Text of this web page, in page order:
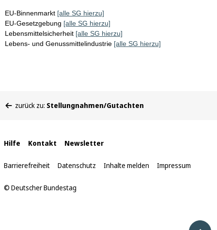
EU-Binnenmarkt [alle SG hierzu]
EU-Gesetzgebung [alle SG hierzu]
Lebensmittelsicherheit [alle SG hierzu]
Lebens- und Genussmittelindustrie [alle SG hierzu]
befinden
zurück zu: Stellungnahmen/Gutachten
Interne
Links
Hilfe Kontakt Newsletter
Barrierefreiheit Datenschutz Inhalte melden Impressum
© Deutscher Bundestag